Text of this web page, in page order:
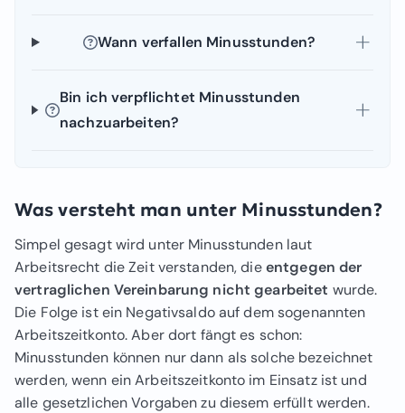
Wann verfallen Minusstunden?
Bin ich verpflichtet Minusstunden
nachzuarbeiten?
Was versteht man unter Minusstunden?
Simpel gesagt wird unter Minusstunden laut
Arbeitsrecht die Zeit verstanden, dieentgegen der
vertraglichen Vereinbarung nicht gearbeitet wurde.
Die Folge ist ein Negativsaldo auf dem sogenannten
Arbeitszeitkonto. Aber dort fängt es schon:
Minusstunden können nur dann als solche bezeichnet
werden, wenn ein Arbeitszeitkonto im Einsatz ist und
alle gesetzlichen Vorgaben zu diesem erfüllt werden.